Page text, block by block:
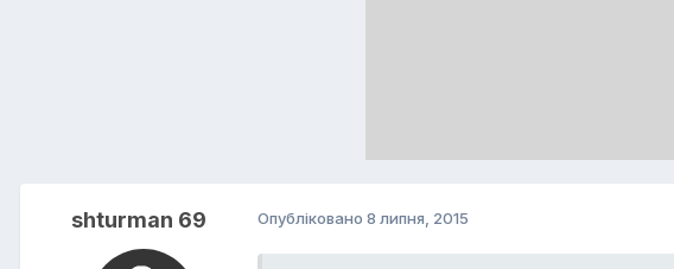
shturman 69 Опубліковано 8 липня, 2015